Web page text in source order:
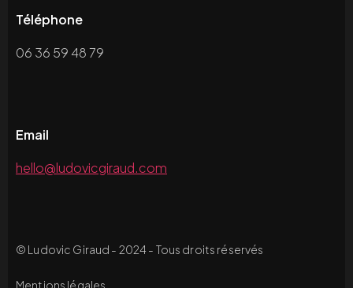
Téléphone
06 36 59 48 79
Email
hello@ludovicgiraud.com
© Ludovic Giraud - 2024 - Tous droits réservés
Mentions légales